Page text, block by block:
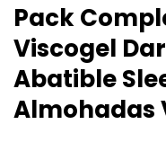
Pack
Viscogel
Abatible
Almohadas